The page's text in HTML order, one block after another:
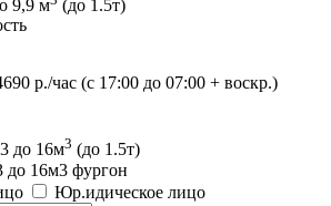
9,9 м
(до 1.5т)
р./час (с 17:00 до 07:00 + воскр.)
до 16м3 (до 1.5т)
до 16м3 фургон
Юр.идическое лицо